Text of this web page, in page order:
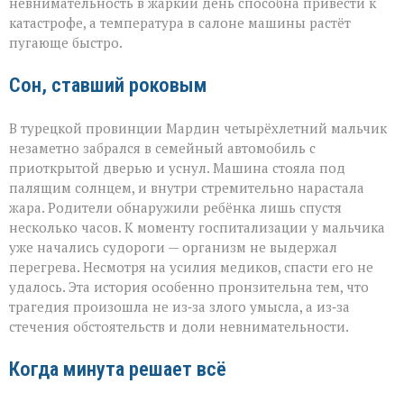
катастрофе, а температура в салоне машины растёт
пугающе быстро.
Сон, ставший роковым
В турецкой провинции Мардин четырёхлетний мальчик
незаметно забрался в семейный автомобиль с
приоткрытой дверью и уснул. Машина стояла под
палящим солнцем, и внутри стремительно нарастала
жара. Родители обнаружили ребёнка лишь спустя
несколько часов. К моменту госпитализации у мальчика
уже начались судороги — организм не выдержал
перегрева. Несмотря на усилия медиков, спасти его не
удалось. Эта история особенно пронзительна тем, что
трагедия произошла не из‑за злого умысла, а из‑за
стечения обстоятельств и доли невнимательности.
Когда минута решает всё